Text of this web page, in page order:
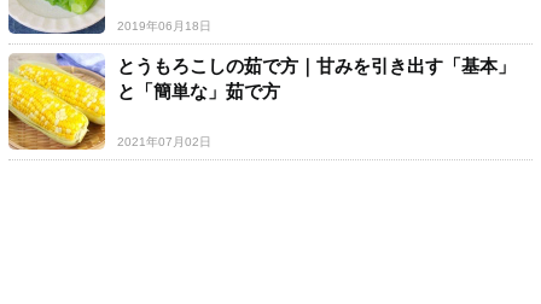
2019年06月18日
とうもろこしの茹で方｜甘みを引き出す「基本」
と「簡単な」茹で方
2021年07月02日